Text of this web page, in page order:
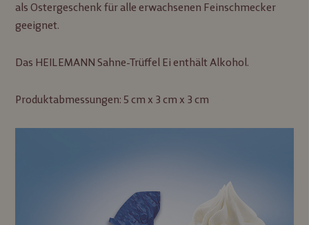
als Ostergeschenk für alle erwachsenen Feinschmecker
geeignet.
Das HEILEMANN Sahne-Trüffel Ei enthält Alkohol.
Produktabmessungen: 5 cm x 3 cm x 3 cm